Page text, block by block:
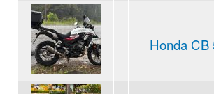
Honda CB